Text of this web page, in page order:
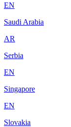
EN
Saudi Arabia
AR
Serbia
EN
Singapore
EN
Slovakia